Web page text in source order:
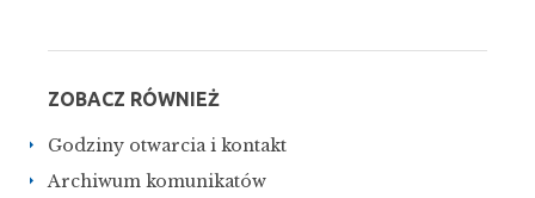
ZOBACZ RÓWNIEŻ
Godziny otwarcia i kontakt
Archiwum komunikatów